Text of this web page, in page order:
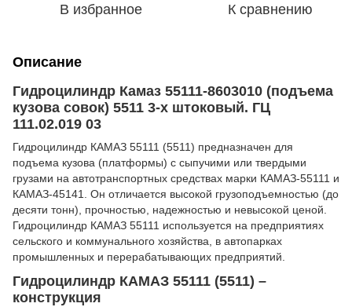
В избранное К сравнению
Описание
Гидроцилиндр Камаз 55111-8603010 (подъема
кузова совок) 5511 3-х штоковый. ГЦ
111.02.019 03
Гидроцилиндр КАМАЗ 55111 (5511) предназначен для
подъема кузова (платформы) с сыпучими или твердыми
грузами на автотранспортных средствах марки КАМАЗ-55111 и
КАМАЗ-45141. Он отличается высокой грузоподъемностью (до
десяти тонн), прочностью, надежностью и невысокой ценой.
Гидроцилиндр КАМАЗ 55111 используется на предприятиях
сельского и коммунального хозяйства, в автопарках
промышленных и перерабатывающих предприятий.
Гидроцилиндр КАМАЗ 55111 (5511) –
конструкция